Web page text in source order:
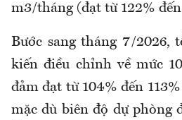
m3/tháng (đạt từ 122%
Bước sang tháng 7/2026,
kiến điều chỉnh về mức
đảm đạt từ 104% đến
mặc dù biên độ dự phòng